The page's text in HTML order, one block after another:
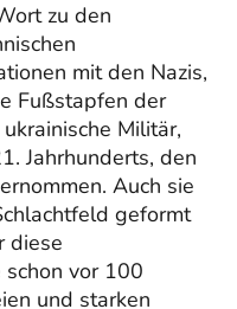
zu den
mit den Nazis,
Fußstapfen der
Militär,
Jahrhunderts, den
Auch sie
geformt
diese
vor 100
und starken